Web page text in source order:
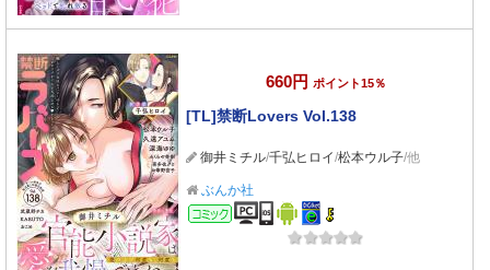
660円 ポイント15％
[TL]禁断Lovers Vol.138
御井ミチル/千弘ヒロイ/松本ウル子/他
ぶんか社
コミック